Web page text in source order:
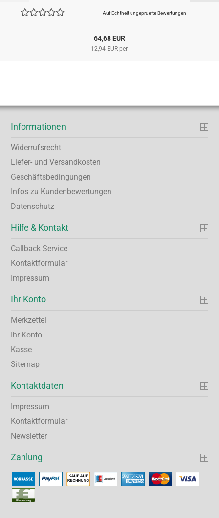
Auf Echtheit ungepruefte Bewertungen
64,68 EUR
12,94 EUR per
Informationen
Widerrufsrecht
Liefer- und Versandkosten
Geschäftsbedingungen
Infos zu Kundenbewertungen
Datenschutz
Hilfe & Kontakt
Callback Service
Kontaktformular
Impressum
Ihr Konto
Merkzettel
Ihr Konto
Kasse
Sitemap
Kontaktdaten
Impressum
Kontaktformular
Newsletter
Zahlung